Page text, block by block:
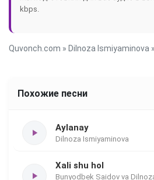
kbps.
Quvonch.com » Dilnoza Ismiyaminova
Похожие песни
Aylanay
Dilnoza Ismiyaminova
Xali shu hol
Bunyodbek Saidov va